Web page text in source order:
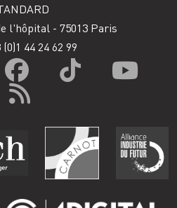
l'hôpital - 75013 Paris
(0)1 44 24 62 99